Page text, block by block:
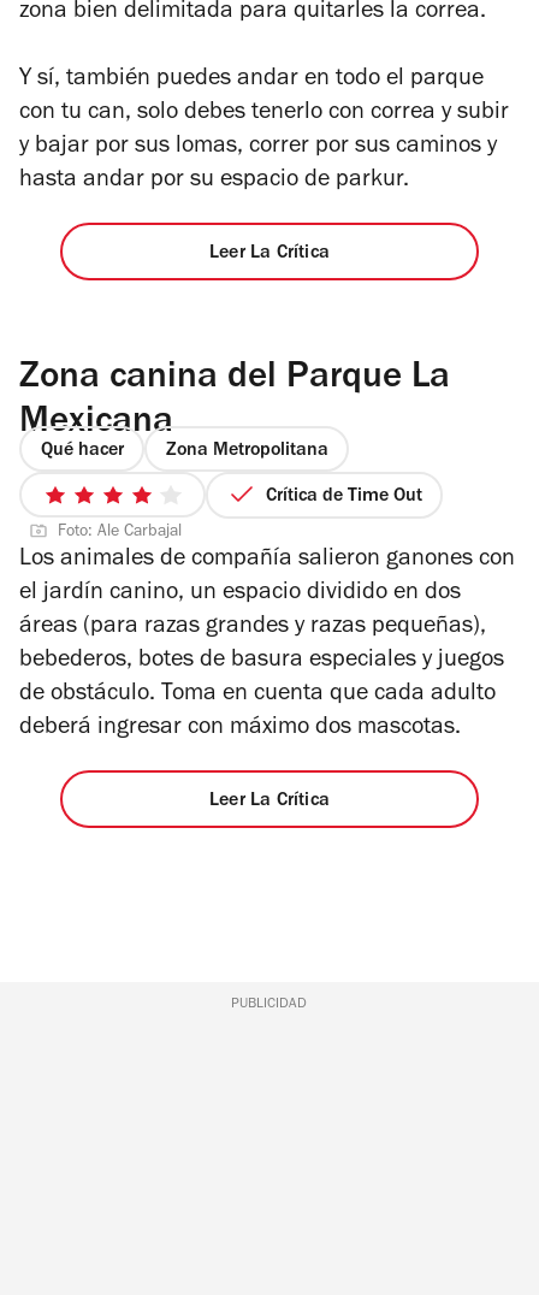
zona bien delimitada para quitarles la correa.
Y sí, también puedes andar en todo el parque
con tu can, solo debes tenerlo con correa y subir
y bajar por sus lomas, correr por sus caminos y
hasta andar por su espacio de parkur.
Leer La Crítica
Zona canina del Parque La
Mexicana
Qué hacer Zona Metropolitana
4
de
5
estrellas
Crítica de Time Out
Foto: Ale Carbajal
Los animales de compañía salieron ganones con
el jardín canino, un espacio dividido en dos
áreas (para razas grandes y razas pequeñas),
bebederos, botes de basura especiales y juegos
de obstáculo. Toma en cuenta que cada adulto
deberá ingresar con máximo dos mascotas.
Leer La Crítica
PUBLICIDAD